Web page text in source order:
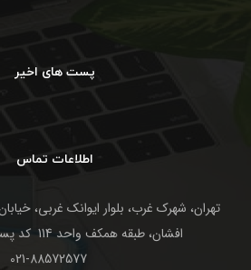
پست های اخیر
اطلاعات تماس
تهران، شهرک غرب، بلوار ایوانک غربی،
افشان، طبقه همکف واحد 114 کد پستی: 1469743617
021-88572577